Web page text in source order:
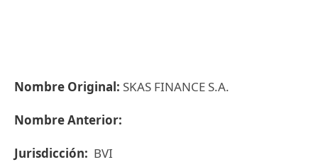
Nombre Original: SKAS FINANCE S.A.
Nombre Anterior:
Jurisdicción: BVI